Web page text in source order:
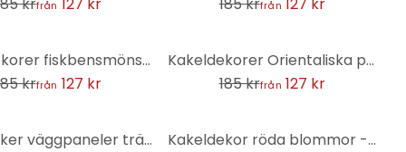
från från
Kakeldekorer fiskbensmönster filigran - mörkrosa - set om 12
krfrån 127 kr
Kakeldekorer Orientaliska plattor 03 - set om 12
185 krfrån 127 kr
Wallsticker väggpaneler träutseende - rund
Kakeldekor röda blommor - uppsättning om 12